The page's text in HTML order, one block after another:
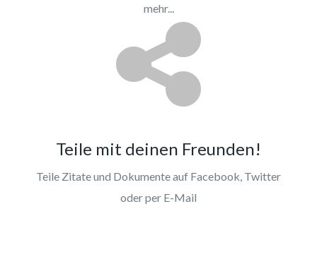
mehr...
Teile mit deinen Freunden!
Teile Zitate und Dokumente auf Facebook, Twitter
oder per E-Mail